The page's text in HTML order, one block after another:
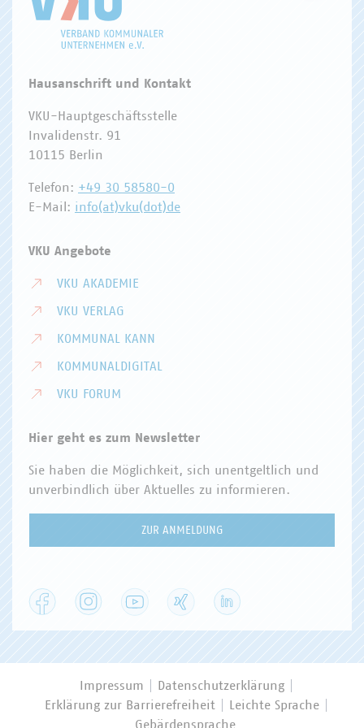
Hausanschrift und Kontakt
VKU-Hauptgeschäftsstelle
Invalidenstr. 91
10115 Berlin
Telefon: +49 30 58580-0
E-Mail: info(at)vku(dot)de
VKU Angebote
VKU AKADEMIE
VKU VERLAG
KOMMUNAL KANN
KOMMUNALDIGITAL
VKU FORUM
Hier geht es zum Newsletter
Sie haben die Möglichkeit, sich unentgeltlich und
unverbindlich über Aktuelles zu informieren.
ZUR ANMELDUNG
Facebook Instagram YouTube
Impressum
Datenschutzerklärung
Erklärung zur Barrierefreiheit
Leichte Sprache
Gebärdensprache